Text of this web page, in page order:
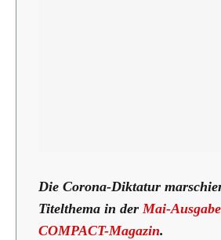
Die Corona-Diktatur
Titelthema in derMai-
COMPACT-Magazin.